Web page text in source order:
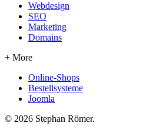
Webdesign
SEO
Marketing
Domains
+ More
Online-Shops
Bestellsysteme
Joomla
© 2026 Stephan Römer.